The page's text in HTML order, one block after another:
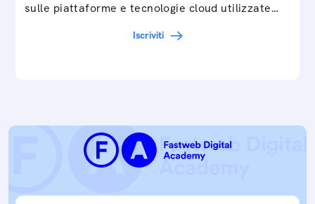
sulle piattaforme e tecnologie cloud utilizzate
Iscriviti